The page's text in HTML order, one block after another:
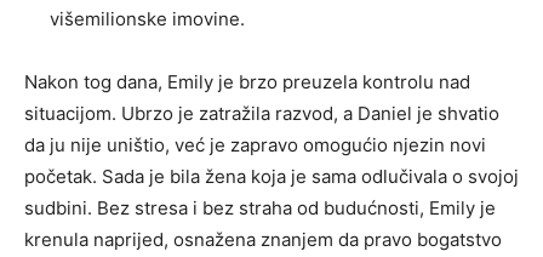
višemilionske imovine.
Nakon tog dana, Emily je brzo preuzela kontrolu nad
situacijom. Ubrzo je zatražila razvod, a Daniel je shvatio
da ju nije uništio, već je zapravo omogućio njezin novi
početak. Sada je bila žena koja je sama odlučivala o svojoj
sudbini. Bez stresa i bez straha od budućnosti, Emily je
krenula naprijed, osnažena znanjem da pravo bogatstvo